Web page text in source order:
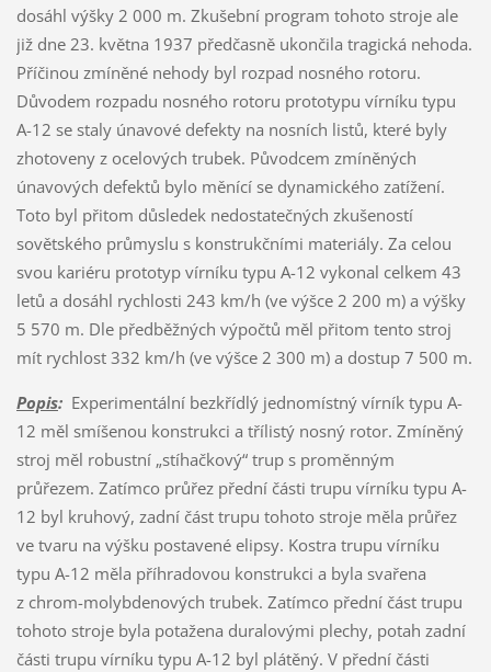
dosáhl výšky 2 000 m. Zkušební program tohoto stroje ale
již dne 23. května 1937 předčasně ukončila tragická nehoda.
Příčinou zmíněné nehody byl rozpad nosného rotoru.
Důvodem rozpadu nosného rotoru prototypu vírníku typu
A-12 se staly únavové defekty na nosních listů, které byly
zhotoveny z ocelových trubek. Původcem zmíněných
únavových defektů bylo měnící se dynamického zatížení.
Toto byl přitom důsledek nedostatečných zkušeností
sovětského průmyslu s konstrukčními materiály. Za celou
svou kariéru prototyp vírníku typu A-12 vykonal celkem 43
letů a dosáhl rychlosti 243 km/h (ve výšce 2 200 m) a výšky
5 570 m. Dle předběžných výpočtů měl přitom tento stroj
mít rychlost 332 km/h (ve výšce 2 300 m) a dostup 7 500 m.
Popis:Experimentální bezkřídlý jednomístný vírník typu A-
12 měl smíšenou konstrukci a třílistý nosný rotor. Zmíněný
stroj měl robustní „stíhačkový“ trup s proměnným
průřezem. Zatímco průřez přední části trupu vírníku typu A-
12 byl kruhový, zadní část trupu tohoto stroje měla průřez
ve tvaru na výšku postavené elipsy. Kostra trupu vírníku
typu A-12 měla příhradovou konstrukci a byla svařena
z chrom-molybdenových trubek. Zatímco přední část trupu
tohoto stroje byla potažena duralovými plechy, potah zadní
části trupu vírníku typu A-12 byl plátěný. V přední části